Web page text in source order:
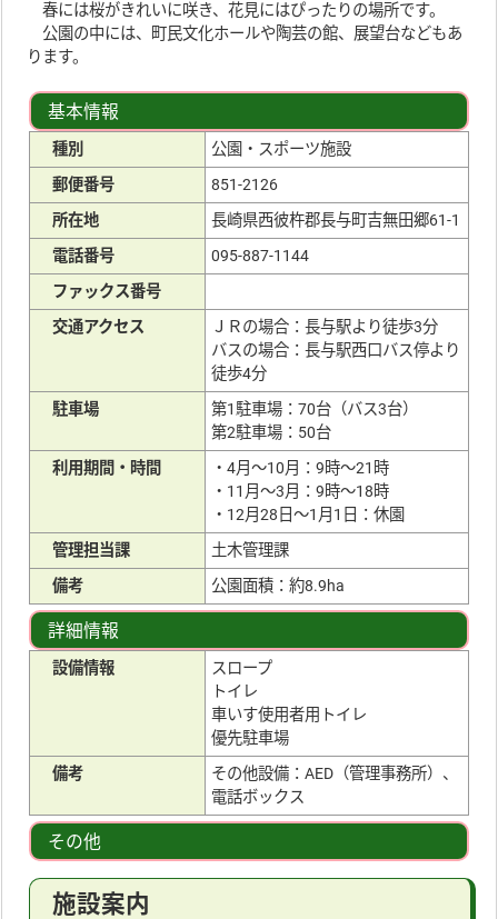
春には桜がきれいに咲き、花見にはぴったりの場所です。
公園の中には、町民文化ホールや陶芸の館、展望台などもあ
ります。
基本情報
種別
公園・スポーツ施設
郵便番号
851-2126
所在地
長崎県西彼杵郡長与町吉無田郷61-1
電話番号
095-887-1144
ファックス番号
交通アクセス
ＪＲの場合：長与駅より徒歩3分
バスの場合：長与駅西口バス停より
徒歩4分
駐車場
第1駐車場：70台（バス3台）
第2駐車場：50台
利用期間・時間
・4月～10月：9時～21時
・11月～3月：9時～18時
・12月28日～1月1日：休園
管理担当課
土木管理課
備考
公園面積：約8.9ha
詳細情報
設備情報
スロープ
トイレ
車いす使用者用トイレ
優先駐車場
備考
その他設備：AED（管理事務所）、
電話ボックス
その他
施設案内